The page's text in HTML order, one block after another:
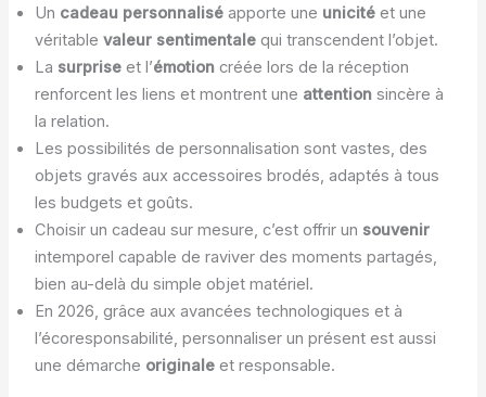
Un cadeau personnaliséapporte une unicitéet une
véritable valeur sentimentalequi transcendent l’objet.
La surpriseet l’émotioncréée lors de la réception
renforcent les liens et montrent une attentionsincère à
la relation.
Les possibilités de personnalisation sont vastes, des
objets gravés aux accessoires brodés, adaptés à tous
les budgets et goûts.
Choisir un cadeau sur mesure, c’est offrir un souvenir
intemporel capable de raviver des moments partagés,
bien au-delà du simple objet matériel.
En 2026, grâce aux avancées technologiques et à
l’écoresponsabilité, personnaliser un présent est aussi
une démarche originaleet responsable.